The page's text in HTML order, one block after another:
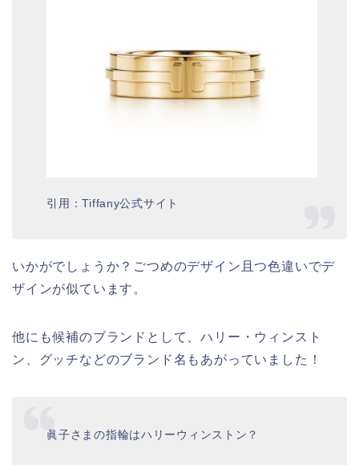
引用：Tiffany公式サイト
いかがでしょうか？ごつめのデザイン且つ色違いでデ
ザインが似ています。
他にも候補のブランドとして、ハリー・ウィンスト
ン、グッチなどのブランド名もあがっていました！
眞子さまの指輪はハリーウィンストン？